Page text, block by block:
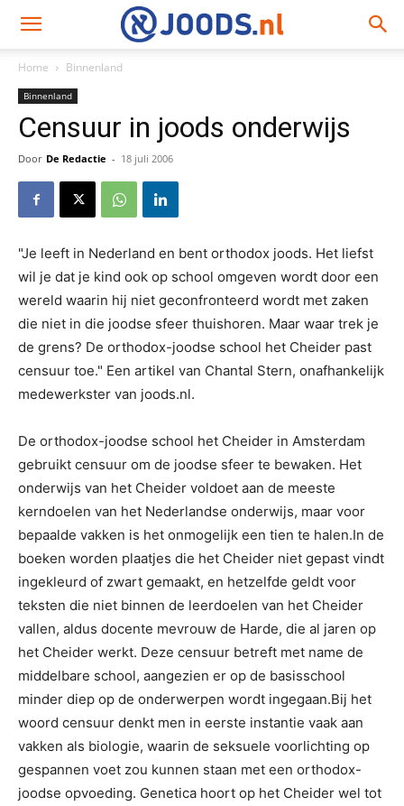
Home Binnenland
Binnenland
Censuur in joods onderwijs
Door De Redactie - 18 juli 2006
"Je leeft in Nederland en bent orthodox joods. Het liefst
wil je dat je kind ook op school omgeven wordt door een
wereld waarin hij niet geconfronteerd wordt met zaken
die niet in die joodse sfeer thuishoren. Maar waar trek je
de grens? De orthodox-joodse school het Cheider past
censuur toe." Een artikel van Chantal Stern, onafhankelijk
medewerkster van joods.nl.
De orthodox-joodse school het Cheider in Amsterdam
gebruikt censuur om de joodse sfeer te bewaken. Het
onderwijs van het Cheider voldoet aan de meeste
kerndoelen van het Nederlandse onderwijs, maar voor
bepaalde vakken is het onmogelijk een tien te halen.In de
boeken worden plaatjes die het Cheider niet gepast vindt
ingekleurd of zwart gemaakt, en hetzelfde geldt voor
teksten die niet binnen de leerdoelen van het Cheider
vallen, aldus docente mevrouw de Harde, die al jaren op
het Cheider werkt. Deze censuur betreft met name de
middelbare school, aangezien er op de basisschool
minder diep op de onderwerpen wordt ingegaan.Bij het
woord censuur denkt men in eerste instantie vaak aan
vakken als biologie, waarin de seksuele voorlichting op
gespannen voet zou kunnen staan met een orthodox-
joodse opvoeding. Genetica hoort op het Cheider wel tot